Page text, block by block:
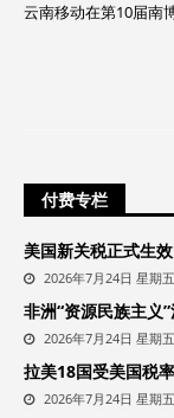
云南移动在第10届南
付费专栏
美国新关税正式生
2026年7月24日 星期
非洲“资源民族主义
2026年7月24日 星期
拉美18国受美国税
2026年7月24日 星期